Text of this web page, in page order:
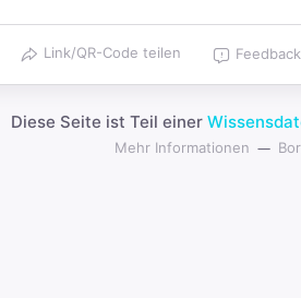
Link/QR-Code teilen
Diese Seite ist Teil einer
Mehr Informationen